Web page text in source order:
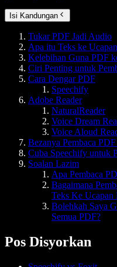
Isi Kandungan
Tukar PDF Jadi Audio
Apa itu Teks ke
Kelebihan Guna PDF
Ciri Penting untuk
Cara Dengar PDF
Speechify
Adobe Reader
NaturalReader
Voice Dream
Voice Aloud
Bezanya Pembaca
Cuba Speechify untuk
Soalan Lazim
Apa Pembaca
Bagaimana
Teks Ke Ucapan
Bolehkah Saya
Semua PDF?
Pos Disyorkan